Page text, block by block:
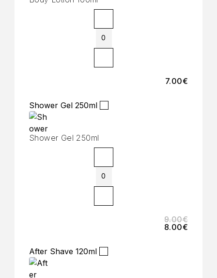
7.00€
Shower Gel 250ml
Shower Gel 250ml
9.00€
8.00€
After Shave 120ml